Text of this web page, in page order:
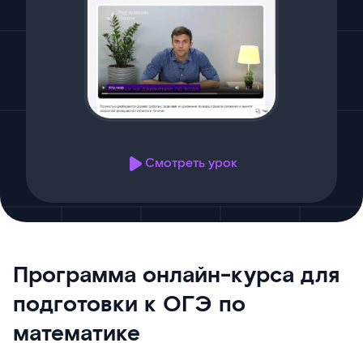
Смотреть урок
Программа онлайн-курса для
подготовки к ОГЭ по
математике